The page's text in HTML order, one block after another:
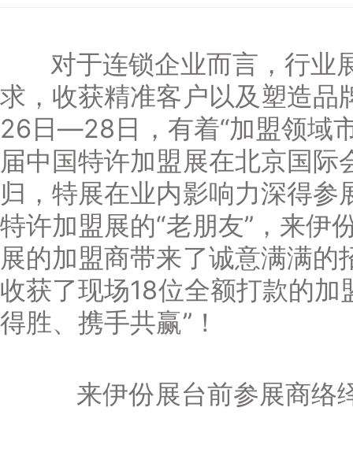
对于连锁企业而言，行业
求，收获精准客户以及塑造品
26日—28日，有着“加盟领域
届中国特许加盟展在北京国际
归，特展在业内影响力深得参
特许加盟展的“老朋友”，来伊
展的加盟商带来了诚意满满的
收获了现场18位全额打款的加
得胜、携手共赢”！
来伊份展台前参展商络